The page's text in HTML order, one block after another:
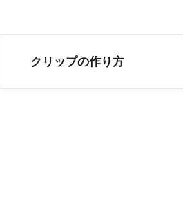
クリップの作り方